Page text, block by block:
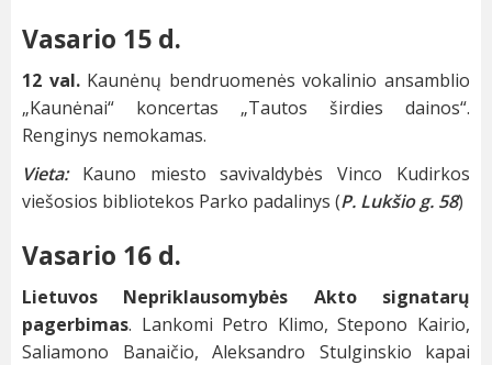
Vasario 15 d.
12 val.Kaunėnų bendruomenės vokalinio ansamblio
„Kaunėnai“ koncertas „Tautos širdies dainos“.
Renginys nemokamas.
Vieta:Kauno miesto savivaldybės Vinco Kudirkos
viešosios bibliotekos Parko padalinys (P. Lukšio g. 58)
Vasario 16 d.
Lietuvos Nepriklausomybės Akto signatarų
pagerbimas. Lankomi Petro Klimo, Stepono Kairio,
Saliamono Banaičio, Aleksandro Stulginskio kapai